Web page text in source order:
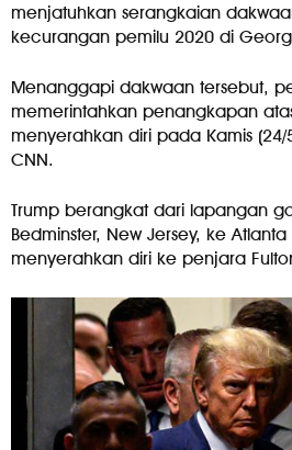
menjatuhkan serangkaian
kecurangan pemilu 2020 di
Menanggapi dakwaan tersebut,
memerintahkan penangkapan
menyerahkan diri pada Kamis
CNN.
Trump berangkat dari lapangan
Bedminster, New Jersey, ke
menyerahkan diri ke penjara